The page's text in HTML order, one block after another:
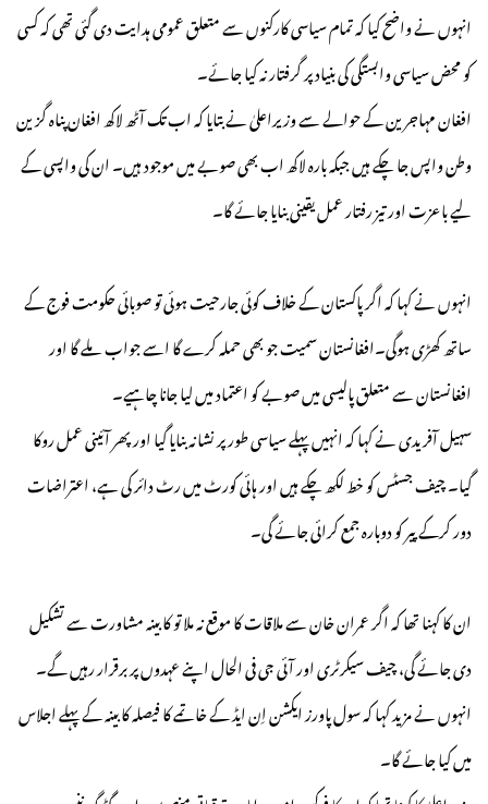
انہوں نے واضح کیا کہ تمام سیاسی کارکنوں سے متعلق عمومی ہدایت دی گئی تھی کہ کسی
کو محض سیاسی وابستگی کی بنیاد پر گرفتار نہ کیا جائے۔
افغان مہاجرین کے حوالے سے وزیراعلیٰ نے بتایا کہ اب تک آٹھ لاکھ افغان پناہ گزین
وطن واپس جا چکے ہیں جبکہ بارہ لاکھ اب بھی صوبے میں موجود ہیں۔ ان کی واپسی کے
لیے باعزت اور تیز رفتار عمل یقینی بنایا جائے گا۔
انہوں نے کہا کہ اگر پاکستان کے خلاف کوئی جارحیت ہوئی تو صوبائی حکومت فوج کے
ساتھ کھڑی ہوگی۔افغانستان سمیت جو بھی حملہ کرے گا اسے جواب ملے گا اور
افغانستان سے متعلق پالیسی میں صوبے کو اعتماد میں لیا جانا چاہیے۔
سہیل آفریدی نے کہا کہ انہیں پہلے سیاسی طور پر نشانہ بنایا گیا اور پھر آئینی عمل روکا
گیا۔ چیف جسٹس کو خط لکھ چکے ہیں اور ہائی کورٹ میں رٹ دائر کی ہے، اعتراضات
دور کرکے پیر کو دوبارہ جمع کرائی جائے گی۔
ان کا کہنا تھا کہ اگر عمران خان سے ملاقات کا موقع نہ ملا تو کابینہ مشاورت سے تشکیل
دی جائے گی، چیف سیکرٹری اور آئی جی فی الحال اپنے عہدوں پر برقرار رہیں گے۔
انہوں نے مزید کہا کہ سول پاورز ایکشن اِن ایڈ کے خاتمے کا فیصلہ کابینہ کے پہلے اجلاس
میں کیا جائے گا۔